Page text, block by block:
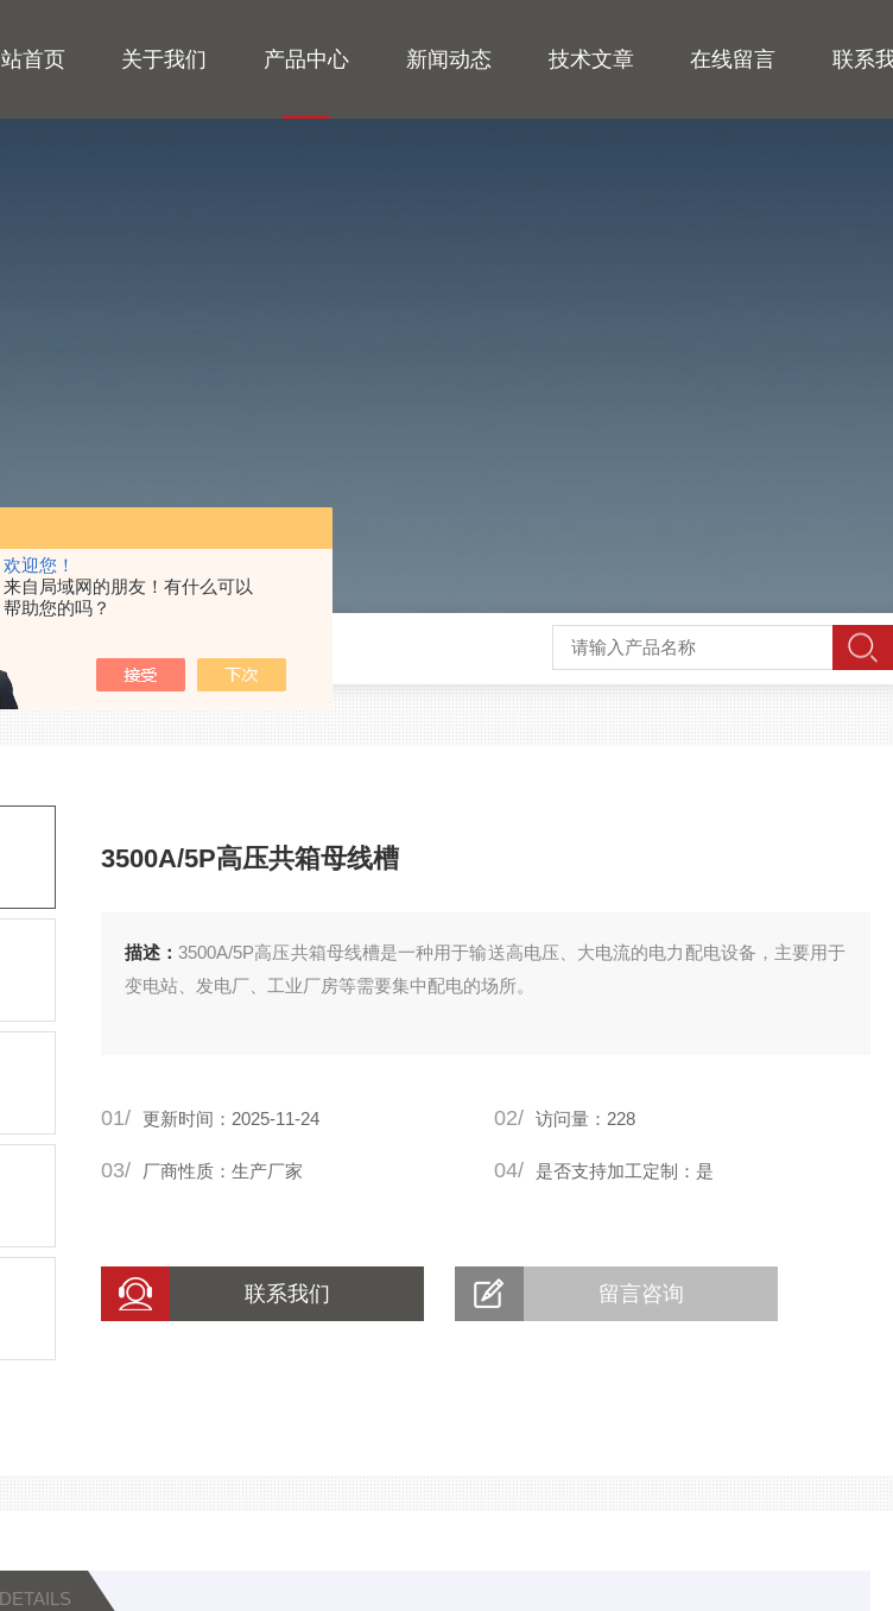
欢迎您！
来自局域网的朋友！有什么可以
帮助您的吗？
首页 关于我们 产品中心 新闻动态 技术文章 在线留言 联系
3500A/5P高压共箱母线槽
描述：3500A/5P高压共箱母线槽是一种用于输送高电压、大电流的电力配电设备，主要用于
变电站、发电厂、工业厂房等需要集中配电的场所。
01/ 更新时间：2025-11-24 02/ 访问量：228
03/ 厂商性质：生产厂家 04/ 是否支持加工定制：是
联系我们 留言咨询